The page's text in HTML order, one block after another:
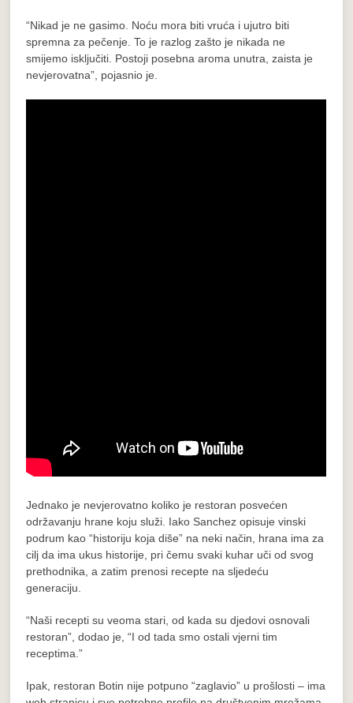
“Nikad je ne gasimo. Noću mora biti vruća i ujutro biti
spremna za pečenje. To je razlog zašto je nikada ne
smijemo isključiti. Postoji posebna aroma unutra, zaista je
nevjerovatna”, pojasnio je.
Jednako je nevjerovatno koliko je restoran posvećen
održavanju hrane koju služi. Iako Sanchez opisuje vinski
podrum kao “historiju koja diše” na neki način, hrana ima za
cilj da ima ukus historije, pri čemu svaki kuhar uči od svog
prethodnika, a zatim prenosi recepte na sljedeću
generaciju.
“Naši recepti su veoma stari, od kada su djedovi osnovali
restoran”, dodao je, “I od tada smo ostali vjerni tim
receptima.”
Ipak, restoran Botin nije potpuno “zaglavio” u prošlosti – ima